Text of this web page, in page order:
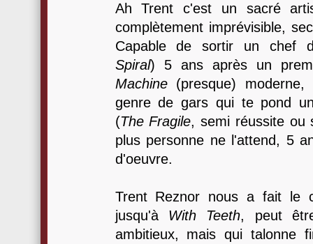
Ah Trent c'est un sacré
complètement imprévisible,
Capable de sortir un chef
Spiral) 5 ans après un
Machine(presque) moderne,
genre de gars qui te pond
(The Fragile, semi réussite ou
plus personne ne l'attend, 5
d'oeuvre.
Trent Reznor nous a fait le
jusqu'à With Teeth, peut
ambitieux, mais qui talonne